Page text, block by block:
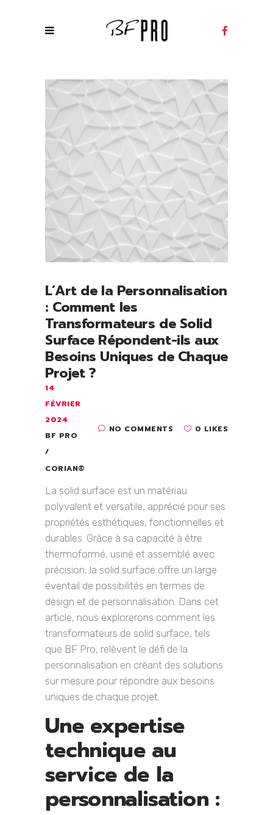
L’Art de la Personnalisation
: Comment les
Transformateurs de Solid
Surface Répondent-ils aux
Besoins Uniques de Chaque
Projet ?
14
FÉVRIER
2024
BF PRO
CORIAN®
NO COMMENTS 0 LIKES
La solid surface est un matériau
polyvalent et versatile, apprécié pour ses
propriétés esthétiques, fonctionnelles et
durables. Grâce à sa capacité à être
thermoformé, usiné et assemblé avec
précision, la solid surface offre un large
éventail de possibilités en termes de
design et de personnalisation. Dans cet
article, nous explorerons comment les
transformateurs de solid surface, tels
que BF Pro, relèvent le défi de la
personnalisation en créant des solutions
sur mesure pour répondre aux besoins
uniques de chaque projet.
Une expertise
technique au
service de la
personnalisation :